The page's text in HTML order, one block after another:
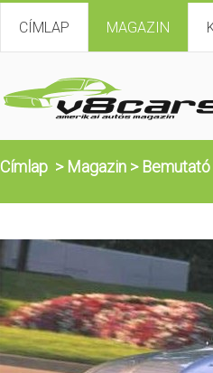
CÍMLAP MAGAZIN
Címlap > Magazin > Bemutató